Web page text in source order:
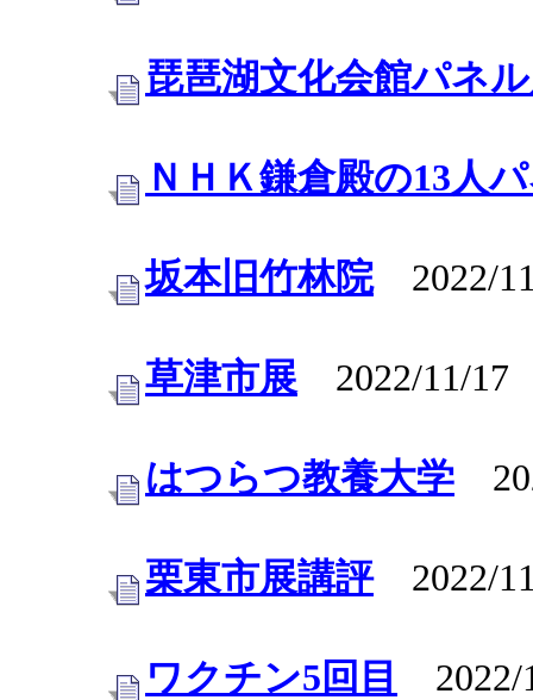
琵琶湖文化会館パネ
ＮＨＫ鎌倉殿の13人
坂本旧竹林院2022/
草津市展 2022/11/17
はつらつ教養大学
栗東市展講評2022/
ワクチン5回目 2022/